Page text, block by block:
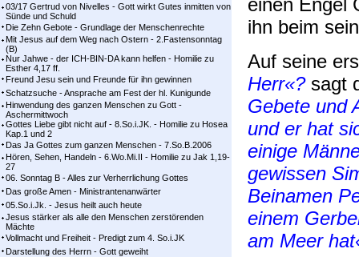
03/17 Gertrud von Nivelles - Gott wirkt Gutes inmitten von
Sünde und Schuld
Die Zehn Gebote - Grundlage der Menschenrechte
Mit Jesus auf dem Weg nach Ostern - 2.Fastensonntag
(B)
Nur Jahwe - der ICH-BIN-DA kann helfen - Homilie zu
Esther 4,17 ff.
Freund Jesu sein und Freunde für ihn gewinnen
Schatzsuche - Ansprache am Fest der hl. Kunigunde
Hinwendung des ganzen Menschen zu Gott -
Aschermittwoch
Gottes Liebe gibt nicht auf - 8.So.i.JK. - Homilie zu Hosea
Kap.1 und 2
Das Ja Gottes zum ganzen Menschen - 7.So.B.2006
Hören, Sehen, Handeln - 6.Wo.Mi.II - Homilie zu Jak 1,19-
27
06. Sonntag B - Alles zur Verherrlichung Gottes
Das große Amen - Ministrantenanwärter
05.So.i.Jk. - Jesus heilt auch heute
Jesus stärker als alle den Menschen zerstörenden
Mächte
Vollmacht und Freiheit - Predigt zum 4. So.i.JK
Darstellung des Herrn - Gott geweiht
einen Engel
ihn beim
Auf seine
Herr«?sagt
Gebete und
und er hat
einige
gewissen
Beinamen
einem
am Meer